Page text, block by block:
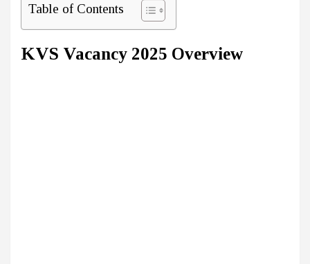
Table of Contents
KVS Vacancy 2025 Overview